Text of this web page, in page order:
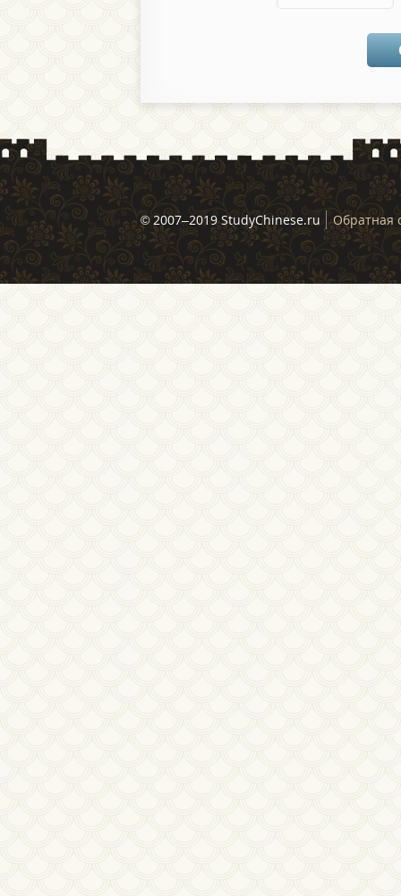
© 2007–2019 StudyChinese.ru Обратная